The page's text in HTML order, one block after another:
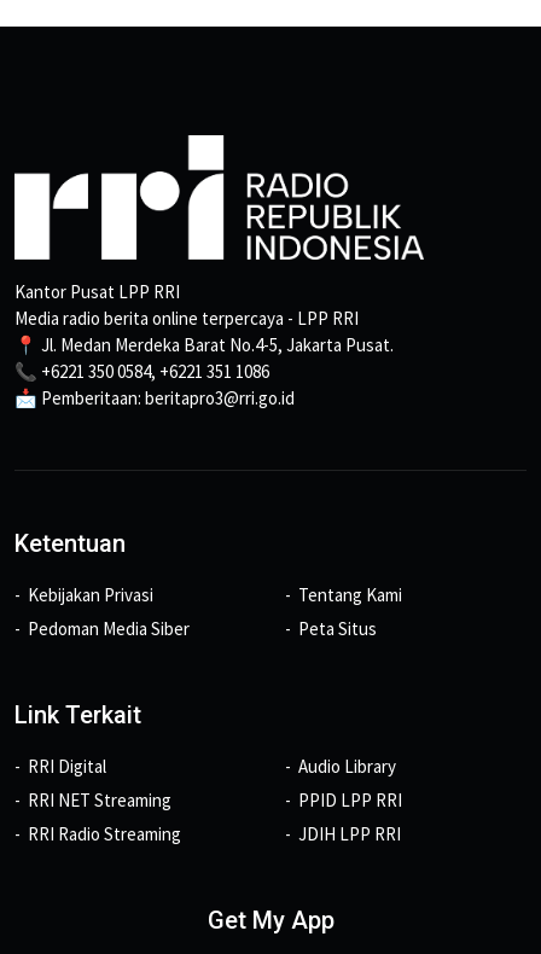
Kantor Pusat LPP RRI
Media radio berita online terpercaya - LPP RRI
📍 Jl. Medan Merdeka Barat No.4-5, Jakarta Pusat.
📞 +6221 350 0584, +6221 351 1086
📩 Pemberitaan: beritapro3@rri.go.id
Ketentuan
Kebijakan Privasi
Pedoman Media Siber
Tentang Kami
Peta Situs
Link Terkait
RRI Digital
RRI NET Streaming
RRI Radio Streaming
Audio Library
PPID LPP RRI
JDIH LPP RRI
Get My App